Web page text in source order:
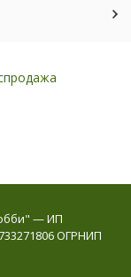
— ИП
ОГРНИП